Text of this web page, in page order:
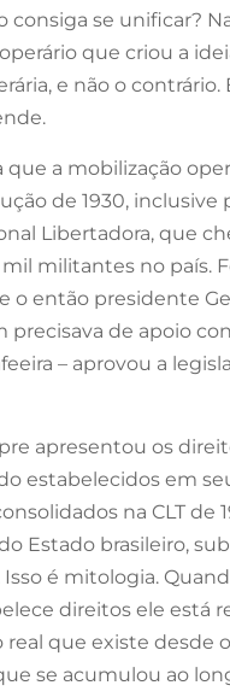
consiga se unificar?
que criou a
e não o contrário.
que a mobilização
de 1930, inclusive
Libertadora, que
militantes no país.
o então presidente
de apoio
– aprovou a
apresentou os
estabelecidos em
na CLT de
Estado brasileiro,
é mitologia.
direitos ele está
real que existe desde
se acumulou ao